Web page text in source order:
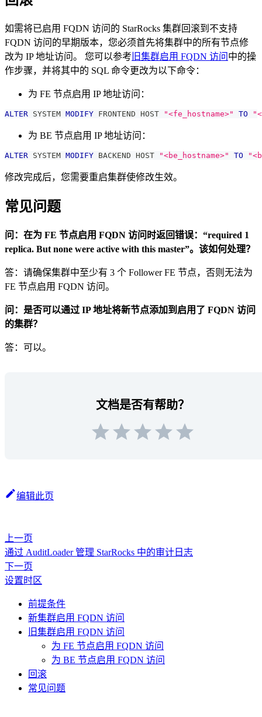
如需将已启用 FQDN 访问的 StarRocks 集群回滚到不支持
FQDN 访问的早期版本，您必须首先将集群中的所有节点修
改为 IP 地址访问。 您可以参考 旧集群启用 FQDN 访问 中的操
作步骤，并将其中的 SQL 命令更改为以下命令：
为 FE 节点启用 IP 地址访问：
ALTER SYSTEM MODIFY FRONTEND HOST "<fe_hostname>" TO
为 BE 节点启用 IP 地址访问：
ALTER SYSTEM MODIFY BACKEND HOST "<be_hostname>" TO
修改完成后，您需要重启集群使修改生效。
常见问题
问：在为 FE 节点启用 FQDN 访问时返回错误：“required 1
replica. But none were active with this master”。该如何处理？
答：请确保集群中至少有 3 个 Follower FE 节点，否则无法为
FE 节点启用 FQDN 访问。
问：是否可以通过 IP 地址将新节点添加到启用了 FQDN 访问
的集群？
答：可以。
文档是否有帮助？
编辑此页
上一页
通过 AuditLoader 管理 StarRocks 中的审计日志
下一页
设置时区
前提条件
新集群启用 FQDN 访问
旧集群启用 FQDN 访问
为 FE 节点启用 FQDN 访问
为 BE 节点启用 FQDN 访问
回滚
常见问题